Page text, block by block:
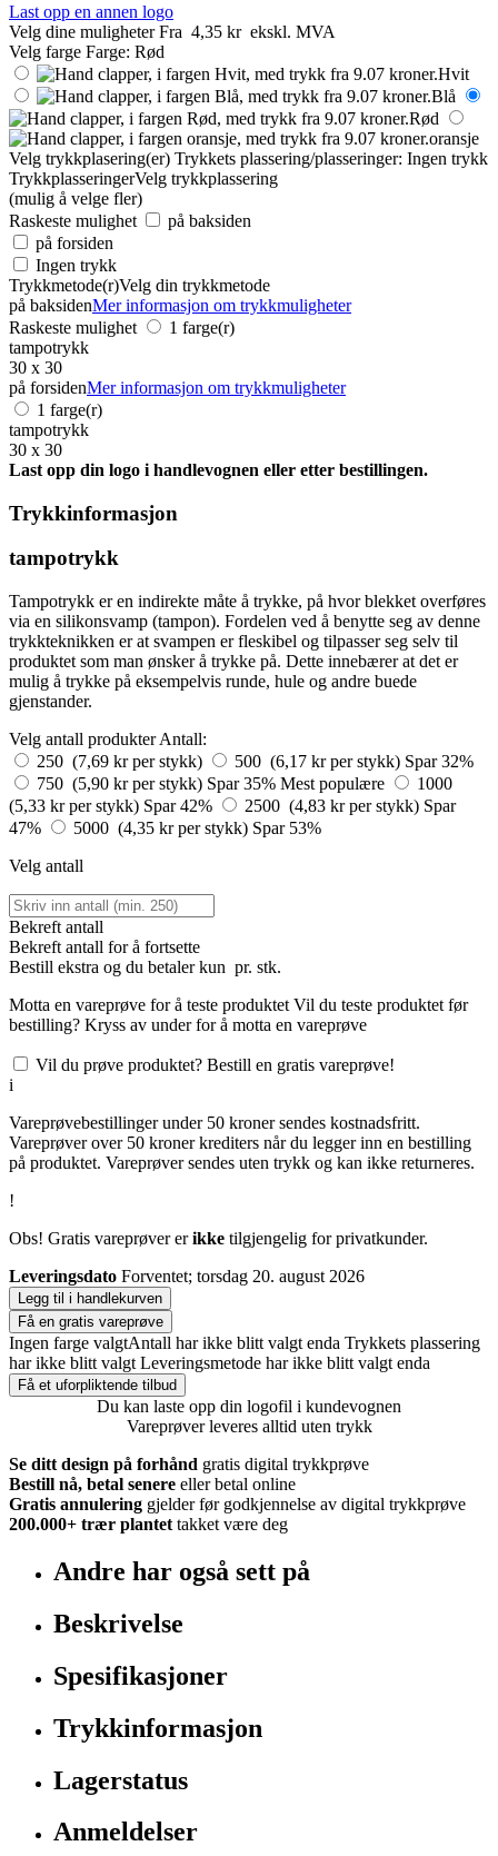
Last opp en annen logo
Velg dine muligheter Fra 4,35 kr ekskl. MVA
Velg farge Farge: Rød
Hvit
Blå
Rød
oransje
Velg trykkplasering(er) Trykkets plassering/plasseringer: Ingen trykk
TrykkplasseringerVelg trykkplassering
(mulig å velge fler)
Raskeste mulighet
på baksiden
på forsiden
Ingen trykk
Trykkmetode(r)Velg din trykkmetode
på baksidenMer informasjon om trykkmuligheter
Raskeste mulighet
1 farge(r)
tampotrykk
30 x 30
på forsidenMer informasjon om trykkmuligheter
1 farge(r)
tampotrykk
30 x 30
Last opp din logo i handlevognen eller etter bestillingen.
Trykkinformasjon
tampotrykk
Tampotrykk er en indirekte måte å trykke, på hvor blekket overføres
via en silikonsvamp (tampon). Fordelen ved å benytte seg av denne
trykkteknikken er at svampen er fleskibel og tilpasser seg selv til
produktet som man ønsker å trykke på. Dette innebærer at det er
mulig å trykke på eksempelvis runde, hule og andre buede
gjenstander.
Velg antall produkter Antall:
250 (7,69 kr per stykk)
500 (6,17 kr per stykk) Spar 32%
750 (5,90 kr per stykk) Spar 35% Mest populære
1000
(5,33 kr per stykk) Spar 42% 2500 (4,83 kr per stykk) Spar
47%
5000 (4,35 kr per stykk) Spar 53%
Velg antall
Bekreft antall
Bekreft antall for å fortsette
Bestill ekstra og du betaler kun pr. stk.
Motta en vareprøve for å teste produktet Vil du teste produktet før
bestilling? Kryss av under for å motta en vareprøve
Vil du prøve produktet? Bestill en gratis vareprøve!
i
Vareprøvebestillinger under 50 kroner sendes kostnadsfritt.
Vareprøver over 50 kroner krediters når du legger inn en bestilling
på produktet. Vareprøver sendes uten trykk og kan ikke returneres.
!
Obs! Gratis vareprøver erikke tilgjengelig for privatkunder.
Leveringsdato Forventet; torsdag 20. august 2026
Legg til i handlekurven
Få en gratis vareprøve
Ingen farge valgtAntall har ikke blitt valgt enda Trykkets plassering
har ikke blitt valgt Leveringsmetode har ikke blitt valgt enda
Få et uforpliktende tilbud
Du kan laste opp din logofil i kundevognen
Vareprøver leveres alltid uten trykk
Se ditt design på forhånd gratis digital trykkprøve
Bestill nå, betal senere eller betal online
Gratis annulering gjelder før godkjennelse av digital trykkprøve
200.000+ trær plantet takket være deg
Andre har også sett på
Beskrivelse
Spesifikasjoner
Trykkinformasjon
Lagerstatus
Anmeldelser